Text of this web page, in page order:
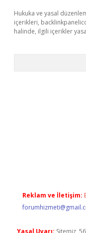
Hukuka ve yasal
içerikleri,
halinde, ilgili içerikler
Reklam ve İletişim:
Yasal Uyarı: Sitemiz,